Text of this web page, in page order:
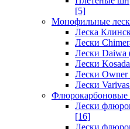
[5]
Монофильные
Леска
Лески
Лески Daiwa
Лески
Лески
Лески
Флюрокарбоновые
Лески
[16]